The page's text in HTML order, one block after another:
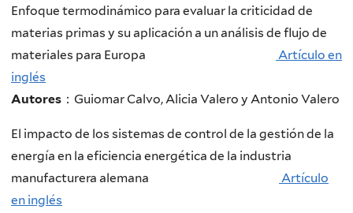
Enfoque termodinámico para evaluar la criticidad de
materias primas y su aplicación a un análisis de flujo de
materiales para Europa
Artículo en
inglés
Autores ：Guiomar Calvo, Alicia Valero y Antonio Valero
El impacto de los sistemas de control de la gestión de la
energía en la eficiencia energética de la industria
manufacturera alemana
Artículo
en inglés